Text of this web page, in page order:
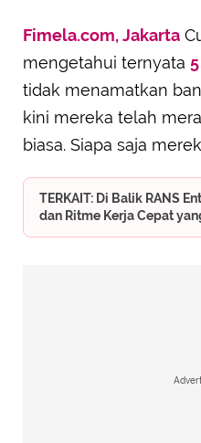
Fimela.com, Jakarta
mengetahui ternyata
tidak menamatkan
kini mereka telah
biasa. Siapa saja
TERKAIT: Di Balik RANS
dan Ritme Kerja Cepat